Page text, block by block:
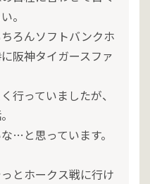
。
ろんソフトバンクホ
阪神タイガースファ
行っていましたが、
…と思っています。
とホークス戦に行け